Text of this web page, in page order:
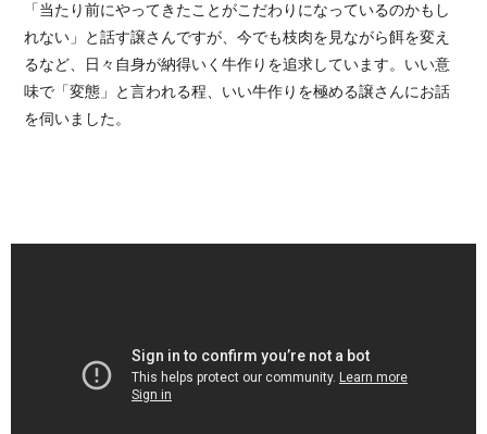
「当たり前にやってきたことがこだわりになっているのかもし
れない」と話す譲さんですが、今でも枝肉を見ながら餌を変え
るなど、日々自身が納得いく牛作りを追求しています。いい意
味で「変態」と言われる程、いい牛作りを極める譲さんにお話
を伺いました。